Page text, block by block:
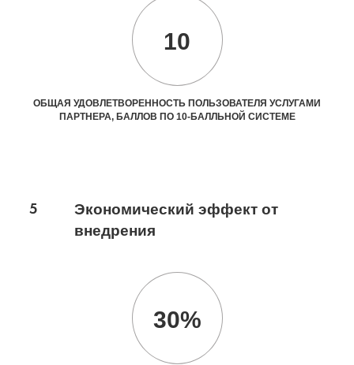
10
ОБЩАЯ УДОВЛЕТВОРЕННОСТЬ ПОЛЬЗОВАТЕЛЯ УСЛУГАМИ
ПАРТНЕРА, БАЛЛОВ ПО 10-БАЛЛЬНОЙ СИСТЕМЕ
5
Экономический эффект от
внедрения
30%